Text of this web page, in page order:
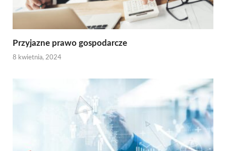
Przyjazne prawo gospodarcze
8 kwietnia, 2024